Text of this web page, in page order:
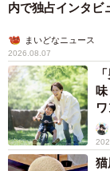
内で独占インタビ
まいどなニュース
2026.08.07